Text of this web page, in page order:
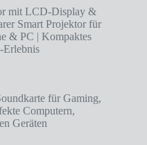
mit LCD-Display &
Smart Projektor für
& PC | Kompaktes
Erlebnis
für Gaming,
Computern,
Geräten